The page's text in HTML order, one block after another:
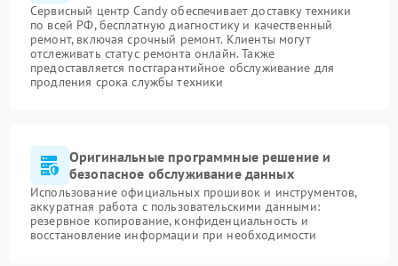
Сервисный центр Candy обеспечивает доставку техники
по всей РФ, бесплатную диагностику и качественный
ремонт, включая срочный ремонт. Клиенты могут
отслеживать статус ремонта онлайн. Также
предоставляется постгарантийное обслуживание для
продления срока службы техники
Оригинальные программные решение и
безопасное обслуживание данных
Использование официальных прошивок и инструментов,
аккуратная работа с пользовательскими данными:
резервное копирование, конфиденциальность и
восстановление информации при необходимости